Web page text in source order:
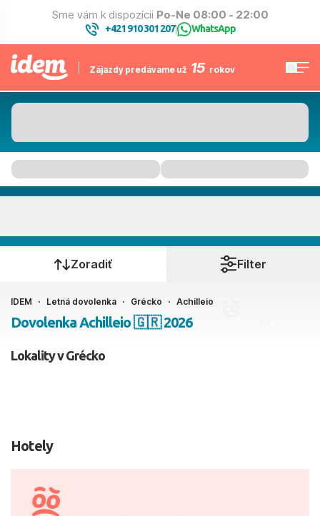
Sme vám k dispozícii Po-Ne 08:00 - 22:00
+421 910 301 207| WhatsApp
Zájazdy predávame už 15 rokov
Kedy cestujete?
Ako cestujete?
2 dospelí, 0 deti
Zoradiť Filter
IDEM Letná dovolenka Grécko Achilleio
Dovolenka Achilleio 🇬🇷 2026
Lokality v Grécko
Hotely